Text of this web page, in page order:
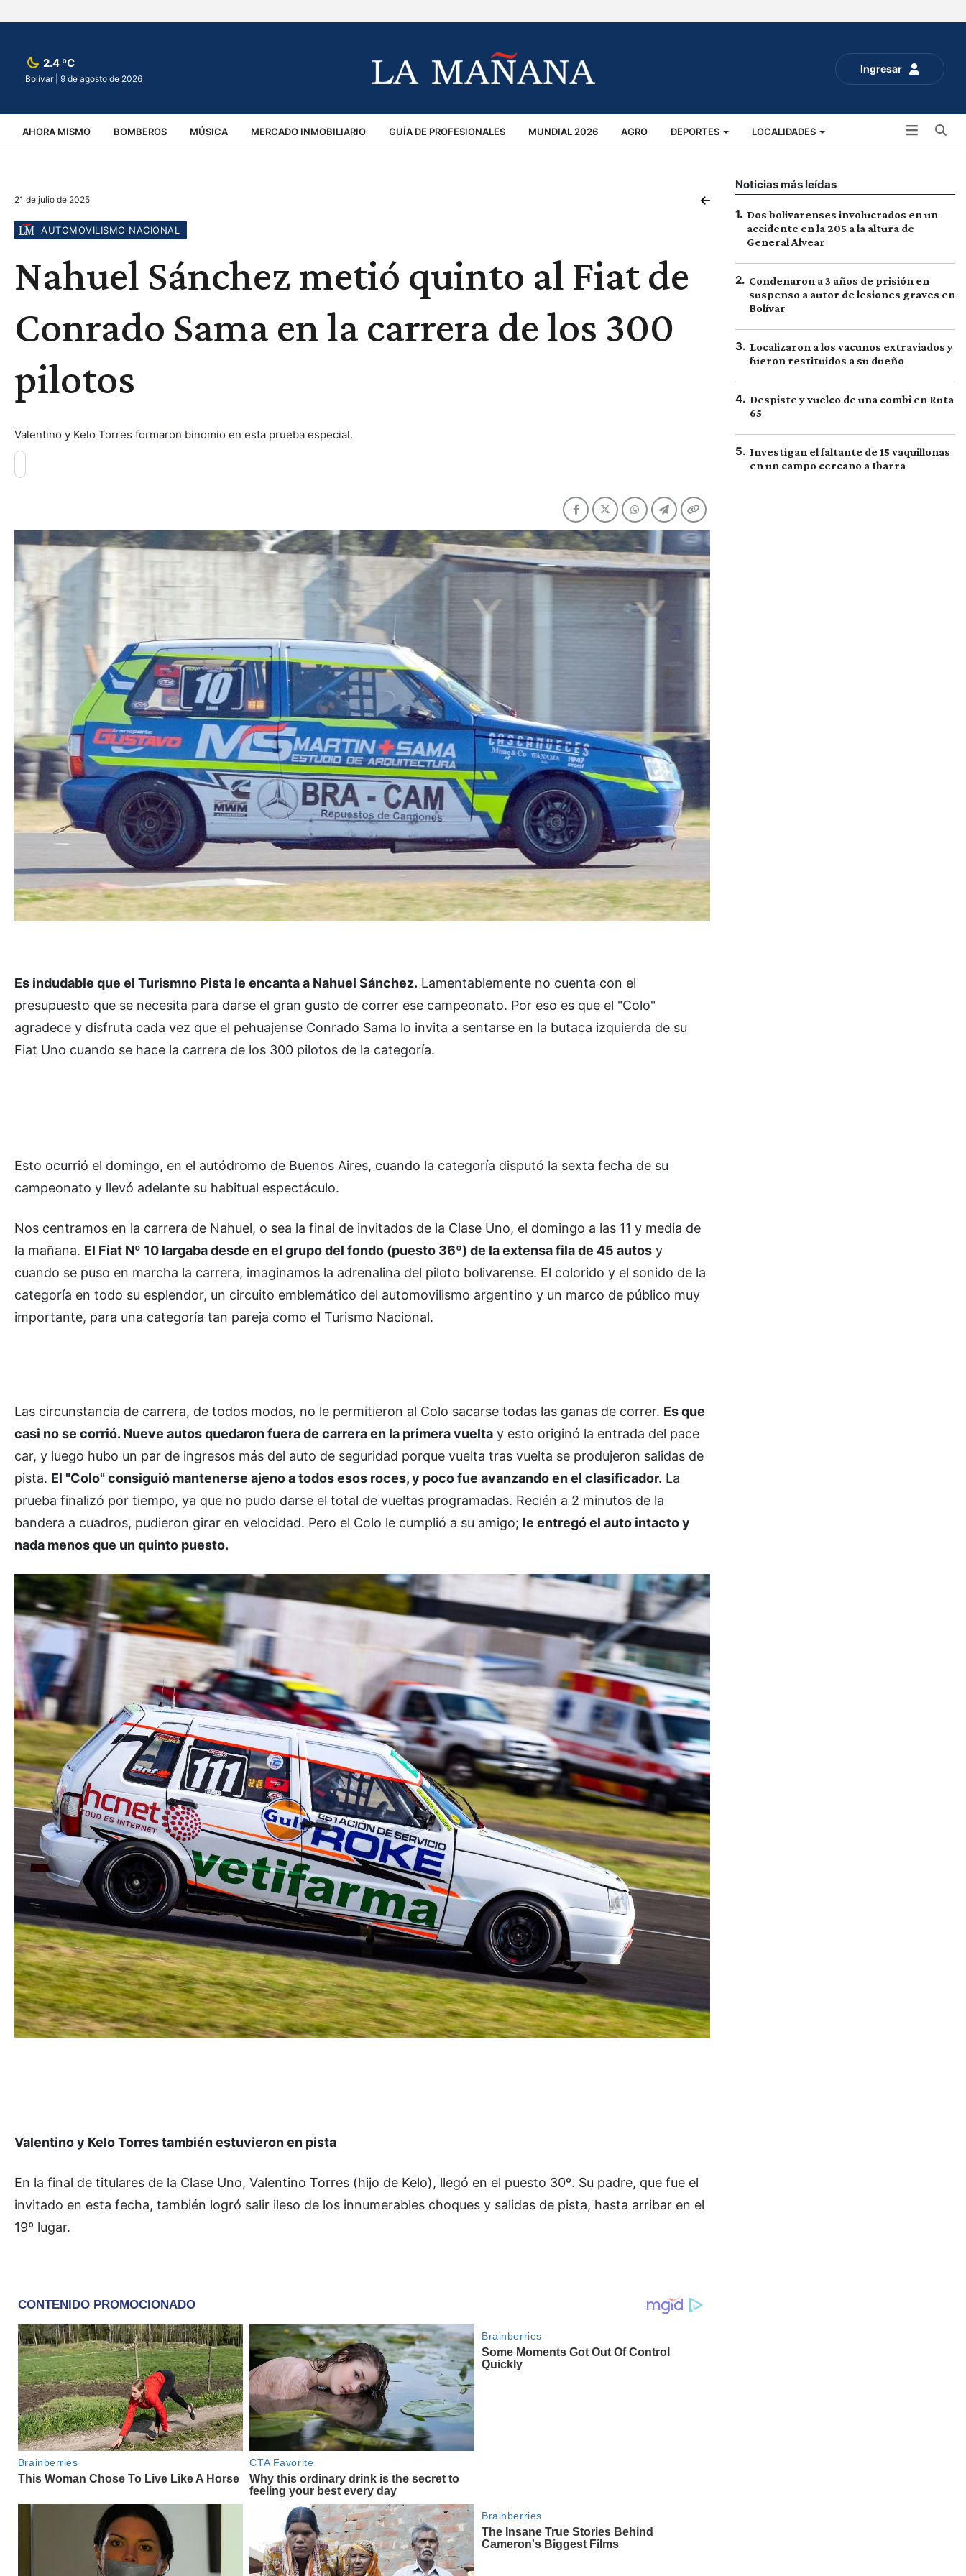
Ingresar
2.4 ºC
Bolívar | 9 de agosto de 2026
AHORA MISMO BOMBEROS MÚSICA MERCADO INMOBILIARIO GUÍA DE PROFESIONALES MUNDIAL 2026 AGRO DEPORTES LOCALIDADES
VIRALES ACCIDENTES
21 de julio de 2025
AUTOMOVILISMO NACIONAL
Nahuel Sánchez metió quinto al Fiat de
Conrado Sama en la carrera de los 300
pilotos
Valentino y Kelo Torres formaron binomio en esta prueba especial.
Es indudable que el Turismno Pista le encanta a Nahuel Sánchez. Lamentablemente no cuenta con el
presupuesto que se necesita para darse el gran gusto de correr ese campeonato. Por eso es que el "Colo"
agradece y disfruta cada vez que el pehuajense Conrado Sama lo invita a sentarse en la butaca izquierda de su
Fiat Uno cuando se hace la carrera de los 300 pilotos de la categoría.
Esto ocurrió el domingo, en el autódromo de Buenos Aires, cuando la categoría disputó la sexta fecha de su
campeonato y llevó adelante su habitual espectáculo.
Nos centramos en la carrera de Nahuel, o sea la final de invitados de la Clase Uno, el domingo a las 11 y media de
la mañana. El Fiat Nº 10 largaba desde en el grupo del fondo (puesto 36º) de la extensa fila de 45 autos y
cuando se puso en marcha la carrera, imaginamos la adrenalina del piloto bolivarense. El colorido y el sonido de la
categoría en todo su esplendor, un circuito emblemático del automovilismo argentino y un marco de público muy
importante, para una categoría tan pareja como el Turismo Nacional.
Las circunstancia de carrera, de todos modos, no le permitieron al Colo sacarse todas las ganas de correr. Es que
casi no se corrió. Nueve autos quedaron fuera de carrera en la primera vuelta y esto originó la entrada del pace
car, y luego hubo un par de ingresos más del auto de seguridad porque vuelta tras vuelta se produjeron salidas de
pista. El "Colo" consiguió mantenerse ajeno a todos esos roces, y poco fue avanzando en el clasificador. La
prueba finalizó por tiempo, ya que no pudo darse el total de vueltas programadas. Recién a 2 minutos de la
bandera a cuadros, pudieron girar en velocidad. Pero el Colo le cumplió a su amigo; le entregó el auto intacto y
nada menos que un quinto puesto.
Valentino y Kelo Torres también estuvieron en pista
En la final de titulares de la Clase Uno, Valentino Torres (hijo de Kelo), llegó en el puesto 30º. Su padre, que fue el
invitado en esta fecha, también logró salir ileso de los innumerables choques y salidas de pista, hasta arribar en el
19º lugar.
Noticias más leídas
1. Dos bolivarenses involucrados en un
accidente en la 205 a la altura de
General Alvear
2. Condenaron a 3 años de prisión en
suspenso a autor de lesiones graves en
Bolívar
3. Localizaron a los vacunos extraviados y
fueron restituidos a su dueño
4. Despiste y vuelco de una combi en Ruta
65
5. Investigan el faltante de 15 vaquillonas
en un campo cercano a Ibarra